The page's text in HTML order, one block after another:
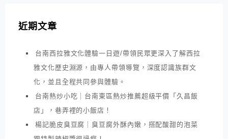
近期文章
台南西拉雅文化體驗一日遊/帶領民眾更深入了解西拉
雅文化歷史淵源，由專人帶領導覽，深度認識族群文
化，並且全程共同參與體驗。
台南熱炒小吃｜台南東區熱炒推薦超級平價「久昌飯
店」，巷弄裡的小飯店！
楊記脆皮臭豆腐｜臭豆腐外酥內嫩，搭配酸甜的泡菜